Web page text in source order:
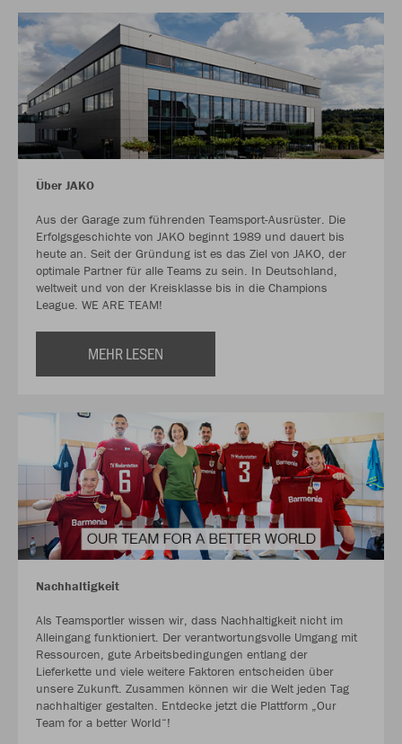
Über JAKO
Aus der Garage zum führenden Teamsport-Ausrüster. Die
Erfolgsgeschichte von JAKO beginnt 1989 und dauert bis
heute an. Seit der Gründung ist es das Ziel von JAKO, der
optimale Partner für alle Teams zu sein. In Deutschland,
weltweit und von der Kreisklasse bis in die Champions
League. WE ARE TEAM!
MEHR LESEN
Nachhaltigkeit
Als Teamsportler wissen wir, dass Nachhaltigkeit nicht im
Alleingang funktioniert. Der verantwortungsvolle Umgang mit
Ressourcen, gute Arbeitsbedingungen entlang der
Lieferkette und viele weitere Faktoren entscheiden über
unsere Zukunft. Zusammen können wir die Welt jeden Tag
nachhaltiger gestalten. Entdecke jetzt die Plattform „Our
Team for a better World“!